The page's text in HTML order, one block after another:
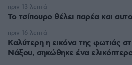
Το τσίπουρο θέλει παρέα και
πριν 13 λεπτά
Καλύτερη η εικόνα της φωτιάς
Νάξου, σηκώθηκε ένα
πριν 16 λεπτά